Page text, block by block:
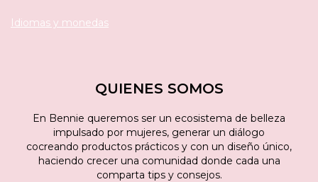
Idiomas y monedas
QUIENES SOMOS
En Bennie queremos ser un ecosistema de belleza
impulsado por mujeres, generar un diálogo
cocreando productos prácticos y con un diseño único,
haciendo crecer una comunidad donde cada una
comparta tips y consejos.